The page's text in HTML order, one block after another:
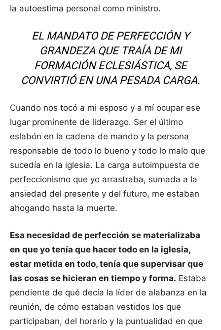
la autoestima personal como ministro.
EL MANDATO DE PERFECCIÓN Y
GRANDEZA QUE TRAÍA DE MI
FORMACIÓN ECLESIÁSTICA, SE
CONVIRTIÓ EN UNA PESADA CARGA.
Cuando nos tocó a mi esposo y a mí ocupar ese
lugar prominente de liderazgo. Ser el último
eslabón en la cadena de mando y la persona
responsable de todo lo bueno y todo lo malo que
sucedía en la iglesia. La carga autoimpuesta de
perfeccionismo que yo arrastraba, sumada a la
ansiedad del presente y del futuro, me estaban
ahogando hasta la muerte.
Esa necesidad de perfección se materializaba
en que yo tenía que hacer todo en la iglesia,
estar metida en todo, tenía que supervisar que
las cosas se hicieran en tiempo y forma. Estaba
pendiente de qué decía la líder de alabanza en la
reunión, de cómo estaban vestidos los que
participaban, del horario y la puntualidad en que